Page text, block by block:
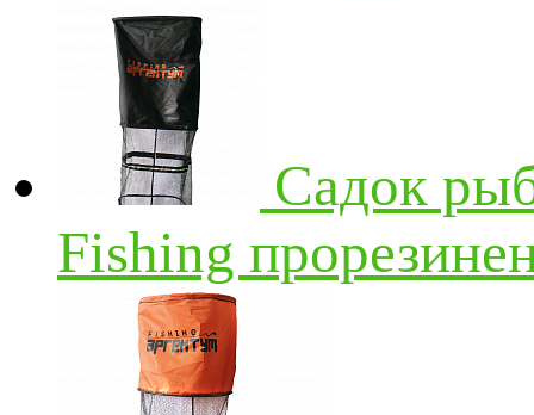
Садок
Fishing